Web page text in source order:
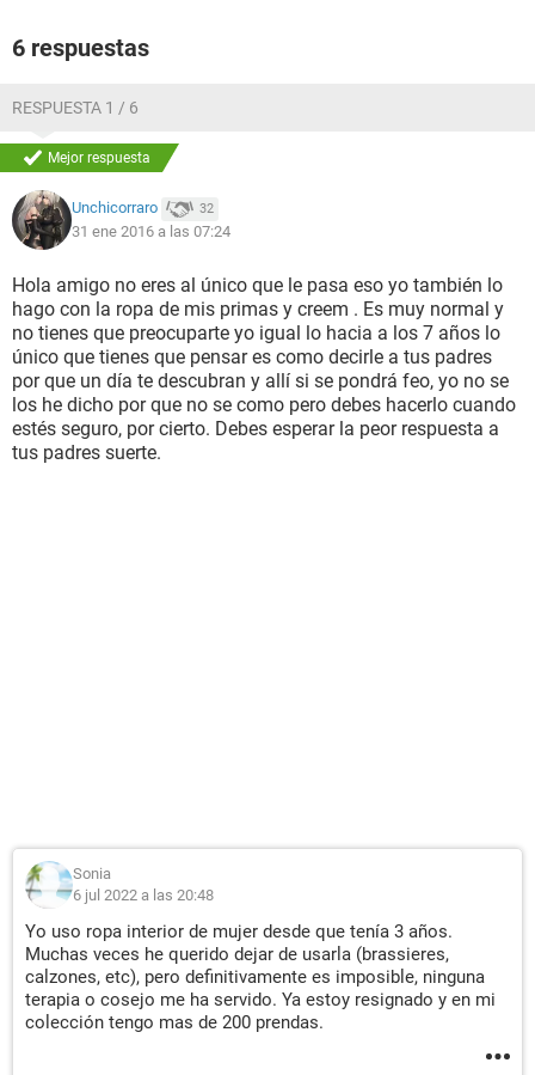
6 respuestas
RESPUESTA 1 / 6
Mejor respuesta
Unchicorraro 32
31 ene 2016 a las 07:24
Hola amigo no eres al único que le pasa eso yo también lo
hago con la ropa de mis primas y creem . Es muy normal y
no tienes que preocuparte yo igual lo hacia a los 7 años lo
único que tienes que pensar es como decirle a tus padres
por que un día te descubran y allí si se pondrá feo, yo no se
los he dicho por que no se como pero debes hacerlo cuando
estés seguro, por cierto. Debes esperar la peor respuesta a
tus padres suerte.
Sonia
6 jul 2022 a las 20:48
Yo uso ropa interior de mujer desde que tenía 3 años.
Muchas veces he querido dejar de usarla (brassieres,
calzones, etc), pero definitivamente es imposible, ninguna
terapia o cosejo me ha servido. Ya estoy resignado y en mi
colección tengo mas de 200 prendas.